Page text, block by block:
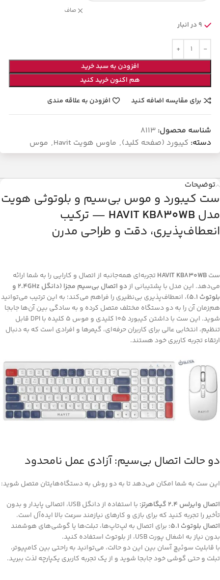
صاف
9 در انبار
افزودن به سبد خرید
هم اکنون خرید کنید
برای مقایسه اضافه کنید
افزودن به علاقه مندی
شناسه محصول: 8113
دسته: کیبورد (صفحه کلید), ماوس هویت Havit , موس
توضیحات
ست کیبورد و موس بی‌سیم و بلوتوثی هویت
مدل HAVIT KB830WB — ترکیب
انعطاف‌پذیری، دقت و طراحی مدرن
ستHAVIT KB830WBتجربه‌ای همه‌جانبه از اتصال و کارایی را به شما ارائه
می‌دهد. این مدل با پشتیبانی از
دو اتصال بی‌سیم مجزا (دانگل 2.4GHz و
بلوتوث 5.1)
، انعطاف‌پذیری بی‌نظیری را فراهم می‌کند؛ به این ترتیب می‌توانید
هم‌زمان آن را به دو دستگاه مختلف متصل کرده و به سادگی بین آن‌ها جابجا
شوید. این ست با داشتن کیبورد 105 کلیدی و موس 5 کلیده با DPI قابل
تنظیم، انتخابی عالی برای کاربران حرفه‌ای، گیمرها و افرادی است که به دنبال
ارتقاء تجربه کاربری خود هستند.
دو حالت اتصال بی‌سیم: آزادی عمل نامحدود
این ست به شما امکان می‌دهد تا به دو روش به دستگاه‌هایتان متصل شوید:
اتصال وایرلس 2.4 گیگاهرتز:
با استفاده از دانگل USB، اتصالی پایدار و بدون
تأخیر را تجربه کنید که برای بازی و کارهای نیازمند سرعت بالا ایده‌آل است.
اتصال بلوتوث 5.1:
برای اتصال به لپ‌تاپ‌ها، تبلت‌ها یا گوشی‌های هوشمند
بدون نیاز به اشغال پورت USB، از بلوتوث استفاده کنید.
با قابلیت سوئیچ آسان بین این دو حالت، می‌توانید به راحتی بین کامپیوتر،
تبلت و حتی گوشی خود جابجا شوید و از یک تجربه کاربری یکپارچه لذت ببرید.